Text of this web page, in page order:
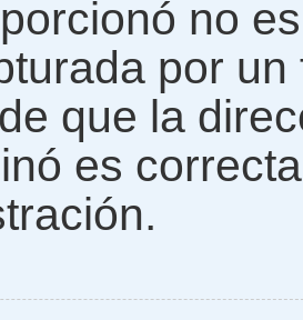
no
por
que la
es